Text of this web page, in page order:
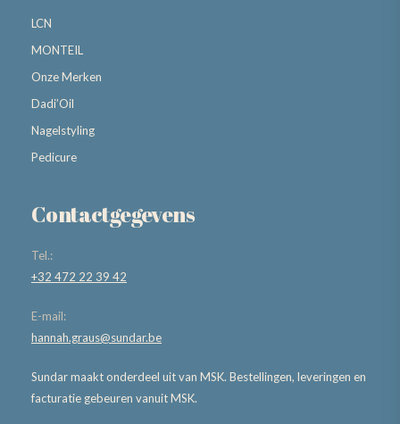
LCN
MONTEIL
Onze Merken
Dadi’Oil
Nagelstyling
Pedicure
Contactgegevens
Tel.:
+32 472 22 39 42
E-mail:
hannah.graus@sundar.be
Sundar maakt onderdeel uit van MSK. Bestellingen, leveringen en
facturatie gebeuren vanuit MSK.